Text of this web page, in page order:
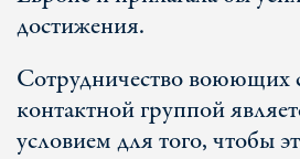
достижения.
Сотрудничество воюющих
контактной группой
условием для того, чтобы